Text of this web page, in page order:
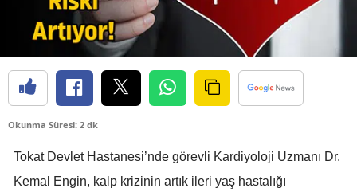
Çanakkale
Çankırı
Denizli
Diyarbakır
Okunma Süresi: 2 dk
Tokat Devlet Hastanesi’nde görevli Kardiyoloji Uzmanı Dr.
Kemal Engin, kalp krizinin artık ileri yaş hastalığı